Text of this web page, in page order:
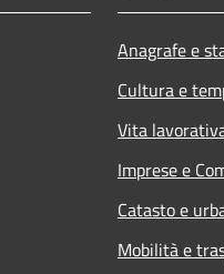
Anagrafe e
Cultura e
Vita
Imprese e
Catasto e
Mobilità e